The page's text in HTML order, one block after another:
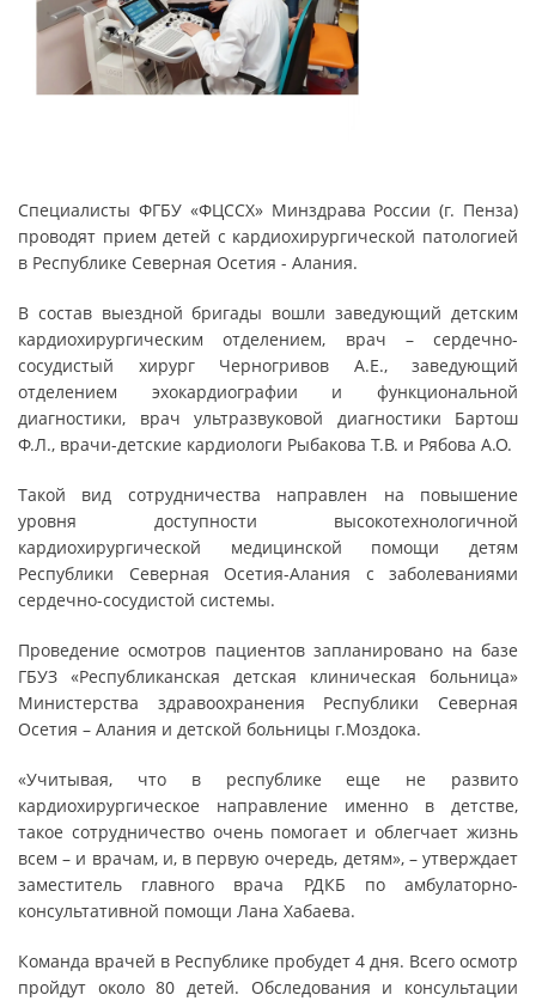
Специалисты ФГБУ «ФЦССХ» Минздрава России (г. Пенза)
проводят прием детей с кардиохирургической патологией
в Республике Северная Осетия - Алания.
В состав выездной бригады вошли заведующий детским
кардиохирургическим отделением, врач – сердечно-
сосудистый хирург Черногривов А.Е., заведующий
отделением эхокардиографии и функциональной
диагностики, врач ультразвуковой диагностики Бартош
Ф.Л., врачи-детские кардиологи Рыбакова Т.В. и Рябова А.О.
Такой вид сотрудничества направлен на повышение
уровня доступности высокотехнологичной
кардиохирургической медицинской помощи детям
Республики Северная Осетия-Алания с заболеваниями
сердечно-сосудистой системы.
Проведение осмотров пациентов запланировано на базе
ГБУЗ «Республиканская детская клиническая больница»
Министерства здравоохранения Республики Северная
Осетия – Алания и детской больницы г.Моздока.
«Учитывая, что в республике еще не развито
кардиохирургическое направление именно в детстве,
такое сотрудничество очень помогает и облегчает жизнь
всем – и врачам, и, в первую очередь, детям», – утверждает
заместитель главного врача РДКБ по амбулаторно-
консультативной помощи Лана Хабаева.
Команда врачей в Республике пробудет 4 дня. Всего осмотр
пройдут около 80 детей. Обследования и консультации